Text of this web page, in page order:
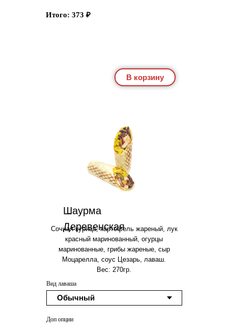
Итого: 373 ₽
В корзину
Вид лаваша
Доп опции
Сочная курица, картофель жареный, лук
красный маринованный, огурцы
маринованные, грибы жареные, сыр
Моцарелла, соус Цезарь, лаваш.
Вес: 270гр.
Шаурма
Деревенская